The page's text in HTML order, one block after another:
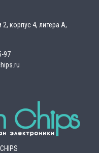
2, корпус 4, литера А,
97